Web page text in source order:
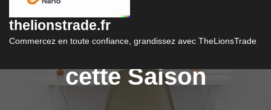
thelionstrade.fr
Commercez en toute confiance, grandissez avec TheLionsTrade
Marques de Vêtement
les Plus En Vogue
cette Saison